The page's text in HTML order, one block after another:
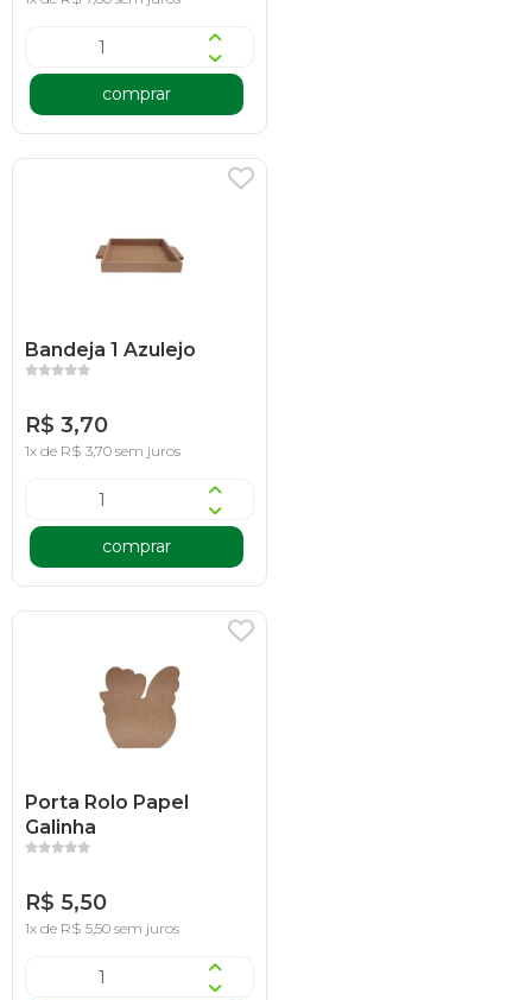
comprar
Bandeja 1 Azulejo
R$ 3,70
1x de R$ 3,70 sem juros
comprar
Porta Rolo Papel
Galinha
R$ 5,50
1x de R$ 5,50 sem juros